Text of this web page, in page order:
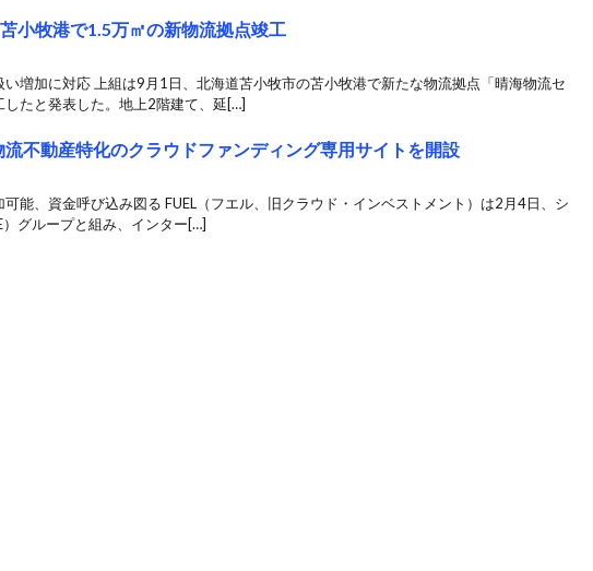
苫小牧港で1.5万㎡の新物流拠点竣工
増加に対応 上組は9月1日、北海道苫小牧市の苫小牧港で新たな物流拠点「晴海物流セ
したと発表した。地上2階建て、延[…]
流不動産特化のクラウドファンディング専用サイトを開設
能、資金呼び込み図る FUEL（フエル、旧クラウド・インベストメント）は2月4日、シ
）グループと組み、インター[…]